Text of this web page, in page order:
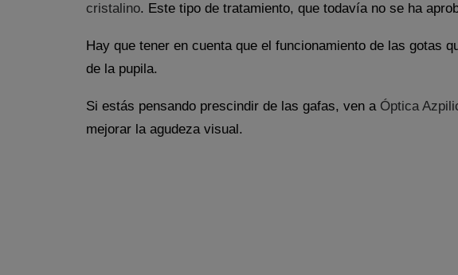
cristalino. Este tipo de tratamiento, que todavía no se ha
Hay que tener en cuenta que el funcionamiento de las gotas
de la pupila.
Si estás pensando prescindir de las gafas, ven aÓptica
mejorar la agudeza visual.